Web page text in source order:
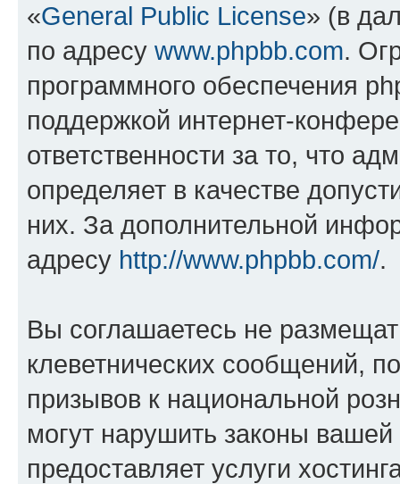
«General Public License» (в
по адресу www.phpbb.com.
программного обеспечения
поддержкой интернет-
ответственности за то, что
определяет в качестве
них. За дополнительной
адресу http://www.phpbb.com/.
Вы соглашаетесь не
клеветнических сообщений,
призывов к национальной
могут нарушить законы
предоставляет услуги